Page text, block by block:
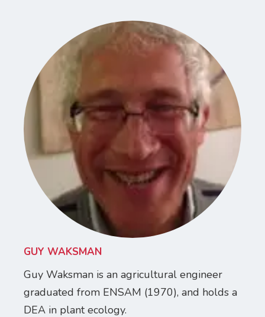
GUY WAKSMAN
Guy Waksman is an agricultural engineer
graduated from ENSAM (1970), and holds a
DEA in plant ecology.